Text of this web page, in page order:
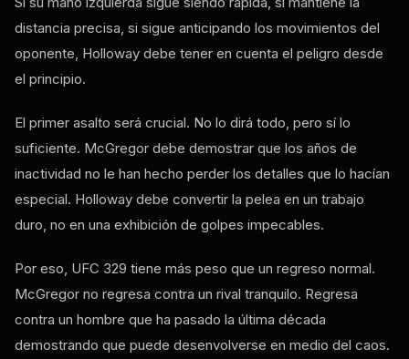
distancia precisa, si sigue anticipando los movimientos del
oponente, Holloway debe tener en cuenta el peligro desde
el principio.
El primer asalto será crucial. No lo dirá todo, pero sí lo
suficiente. McGregor debe demostrar que los años de
inactividad no le han hecho perder los detalles que lo hacían
especial. Holloway debe convertir la pelea en un trabajo
duro, no en una exhibición de golpes impecables.
Por eso, UFC 329 tiene más peso que un regreso normal.
McGregor no regresa contra un rival tranquilo. Regresa
contra un hombre que ha pasado la última década
demostrando que puede desenvolverse en medio del caos.